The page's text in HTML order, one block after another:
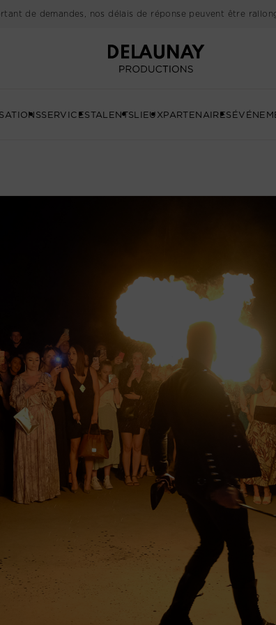
de demandes, nos délais de réponse peuvent être
SERVICESTALENTSLIEUXPARTENAIRES